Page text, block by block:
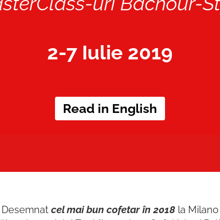
2-7 Iulie 2019
Read in English
Desemnat cel mai bun cofetar în 2018 la Milano